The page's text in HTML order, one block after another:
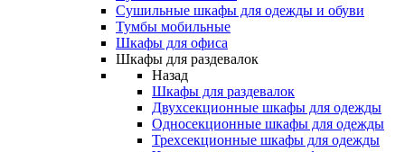
Сушильные шкафы для одежды и обуви
Тумбы мобильные
Шкафы для офиса
Шкафы для раздевалок
Назад
Шкафы для раздевалок
Двухсекционные шкафы для одежды
Односекционные шкафы для одежды
Трехсекционные шкафы для одежды